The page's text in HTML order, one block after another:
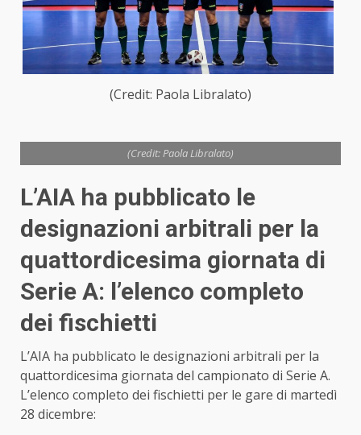
(Credit: Paola Libralato)
(Credit: Paola Libralato)
L’AIA ha pubblicato le
designazioni arbitrali per la
quattordicesima giornata di
Serie A: l’elenco completo
dei fischietti
L’AIA ha pubblicato le designazioni arbitrali per la
quattordicesima giornata del campionato di Serie A.
L’elenco completo dei fischietti per le gare di martedì
28 dicembre: